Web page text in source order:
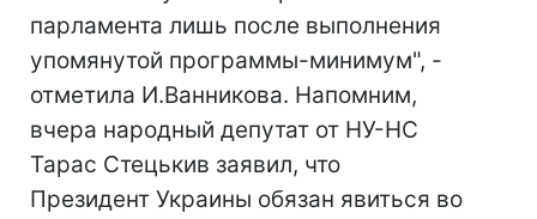
парламента лишь после выполнения
упомянутой программы-минимум", -
отметила И.Ванникова. Напомним,
вчера народный депутат от НУ-НС
Тарас Стецькив заявил, что
Президент Украины обязан явиться во